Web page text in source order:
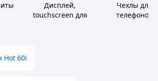
Дисплей,
touchscreen для
Чехлы для
телефонов
Hot 60i